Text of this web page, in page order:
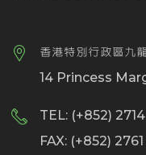
香港特別行政區九
14 Princess
TEL: (+852) 2714
FAX: (+852)